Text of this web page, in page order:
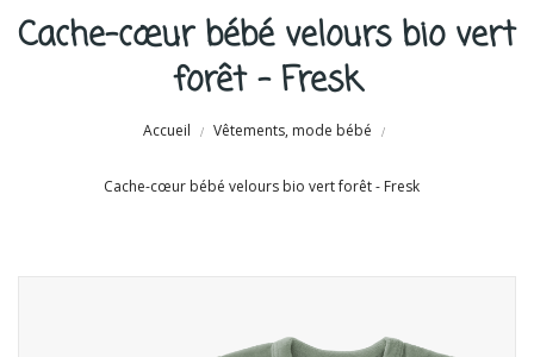
Cache-cœur bébé velours bio vert
forêt - Fresk
Accueil Vêtements, mode bébé
Cache-cœur bébé velours bio vert forêt - Fresk